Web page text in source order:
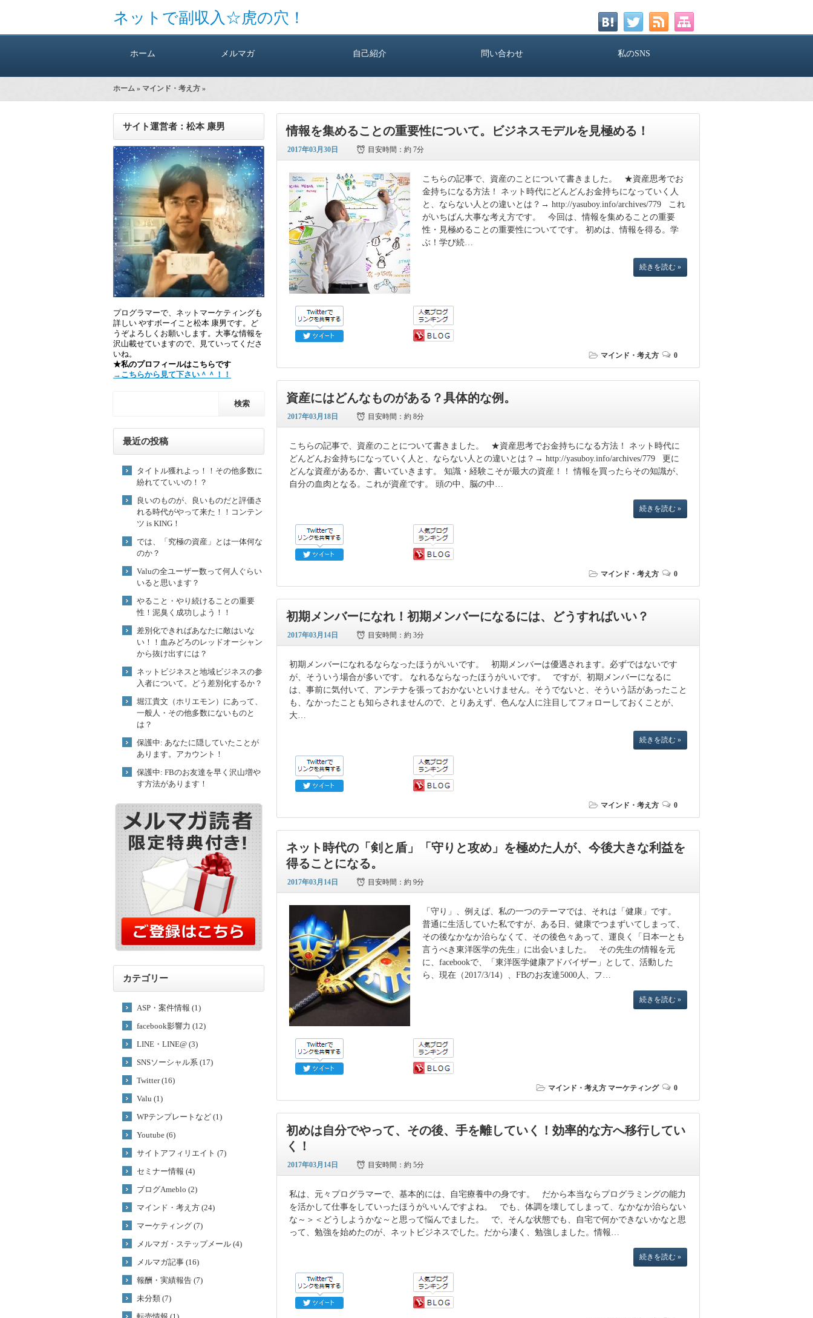
ネットで副収入☆虎の穴！
ホーム メルマガ 自己紹介 問い合わせ 私のSNS
ホーム » マインド・考え方 »
情報を集めることの重要性について。ビジネスモデルを見極める！
2017年03月30日 目安時間：約 7分
こちらの記事で、資産のことについて書きました。 ★資産思考でお
金持ちになる方法！ ネット時代にどんどんお金持ちになっていく人
と、ならない人との違いとは？→ http://yasuboy.info/archives/779 これ
がいちばん大事な考え方です。 今回は、情報を集めることの重要
性・見極めることの重要性についてです。 初めは、情報を得る。学
ぶ！学び続…
続きを読む »
マインド・考え方 0
資産にはどんなものがある？具体的な例。
2017年03月18日 目安時間：約 8分
こちらの記事で、資産のことについて書きました。 ★資産思考でお金持ちになる方法！ ネット時代に
どんどんお金持ちになっていく人と、ならない人との違いとは？→ http://yasuboy.info/archives/779 更に
どんな資産があるか、書いていきます。 知識・経験こそが最大の資産！！ 情報を買ったらその知識が、
自分の血肉となる。これが資産です。 頭の中、脳の中…
続きを読む »
マインド・考え方 0
初期メンバーになれ！初期メンバーになるには、どうすればいい？
2017年03月14日 目安時間：約 3分
初期メンバーになれるならなったほうがいいです。 初期メンバーは優遇されます。必ずではないです
が、そういう場合が多いです。 なれるならなったほうがいいです。 ですが、初期メンバーになるに
は、事前に気付いて、アンテナを張っておかないといけません。そうでないと、そういう話があったこと
も、なかったことも知らされませんので、とりあえず、色んな人に注目してフォローしておくことが、
大…
続きを読む »
マインド・考え方 0
ネット時代の「剣と盾」「守りと攻め」を極めた人が、今後大きな利益を
得ることになる。
2017年03月14日 目安時間：約 9分
「守り」、例えば、私の一つのテーマでは、それは「健康」です。
普通に生活していた私ですが、ある日、健康でつまずいてしまって、
その後なかなか治らなくて、その後色々あって、運良く「日本一とも
言うべき東洋医学の先生」に出会いました。 その先生の情報を元
に、facebookで、「東洋医学健康アドバイザー」として、活動した
ら、現在（2017/3/14）、FBのお友達5000人、フ…
続きを読む »
マインド・考え方 マーケティング 0
初めは自分でやって、その後、手を離していく！効率的な方へ移行してい
く！
2017年03月14日 目安時間：約 5分
私は、元々プログラマーで、基本的には、自宅療養中の身です。 だから本当ならプログラミングの能力
を活かして仕事をしていったほうがいいんですよね。 でも、体調を壊してしまって、なかなか治らない
な～＞＜どうしようかな～と思って悩んでました。 で、そんな状態でも、自宅で何かできないかなと思
って、勉強を始めたのが、ネットビジネスでした。だから凄く、勉強しました。情報…
続きを読む »
サイト運営者：松本 康男
プログラマーで、ネットマーケティングも
詳しい やすボーイこと松本 康男です。ど
うぞよろしくお願いします。大事な情報を
沢山載せていますので、見ていってくださ
いね。
★私のプロフィールはこちらです
→こちらから見て下さい＾＾！！
最近の投稿
タイトル獲れよっ！！その他多数に
紛れてていいの！？
良いのものが、良いものだと評価さ
れる時代がやって来た！！コンテン
ツ is KING！
では、「究極の資産」とは一体何な
のか？
Valuの全ユーザー数って何人ぐらい
いると思います？
やること・やり続けることの重要
性！泥臭く成功しよう！！
差別化できればあなたに敵はいな
い！！血みどろのレッドオーシャン
から抜け出すには？
ネットビジネスと地域ビジネスの参
入者について。どう差別化するか？
堀江貴文（ホリエモン）にあって、
一般人・その他多数にないものと
は？
保護中: あなたに隠していたことが
あります。アカウント！
保護中: FBのお友達を早く沢山増や
す方法があります！
カテゴリー
ASP・案件情報 (1)
facebook影響力 (12)
LINE・LINE@ (3)
SNSソーシャル系 (17)
Twitter (16)
Valu (1)
WPテンプレートなど (1)
Youtube (6)
サイトアフィリエイト (7)
セミナー情報 (4)
ブログAmeblo (2)
マインド・考え方 (24)
マーケティング (7)
メルマガ・ステップメール (4)
メルマガ記事 (16)
報酬・実績報告 (7)
未分類 (7)